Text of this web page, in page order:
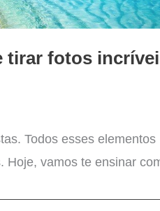
tirar fotos
Todos esses elementos
Hoje, vamos te ensinar